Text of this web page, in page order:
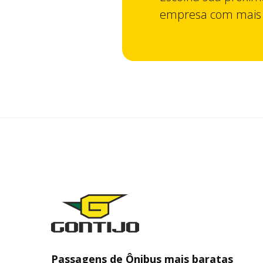
empresa com
Passagens de Ônibus mais baratas